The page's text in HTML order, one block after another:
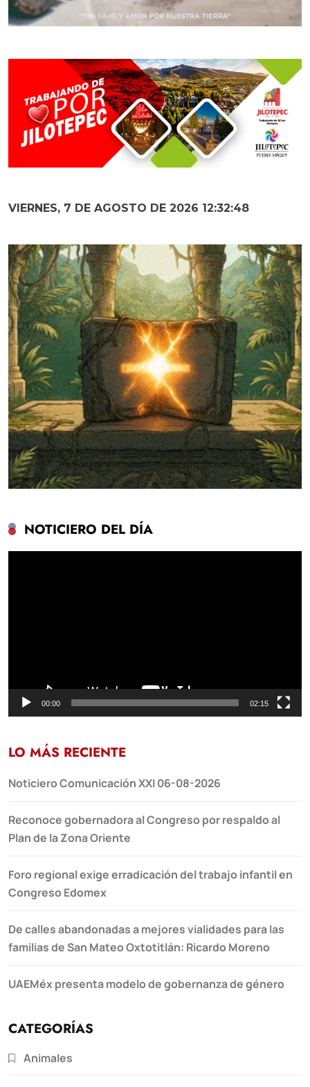
VIERNES, 7 DE AGOSTO DE 2026 12:32:50
NOTICIERO DEL DÍA
00:00 02:15
LO MÁS RECIENTE
Noticiero Comunicación XXI 06-08-2026
Reconoce gobernadora al Congreso por respaldo al
Plan de la Zona Oriente
Foro regional exige erradicación del trabajo infantil en
Congreso Edomex
De calles abandonadas a mejores vialidades para las
familias de San Mateo Oxtotitlán: Ricardo Moreno
UAEMéx presenta modelo de gobernanza de género
CATEGORÍAS
Animales